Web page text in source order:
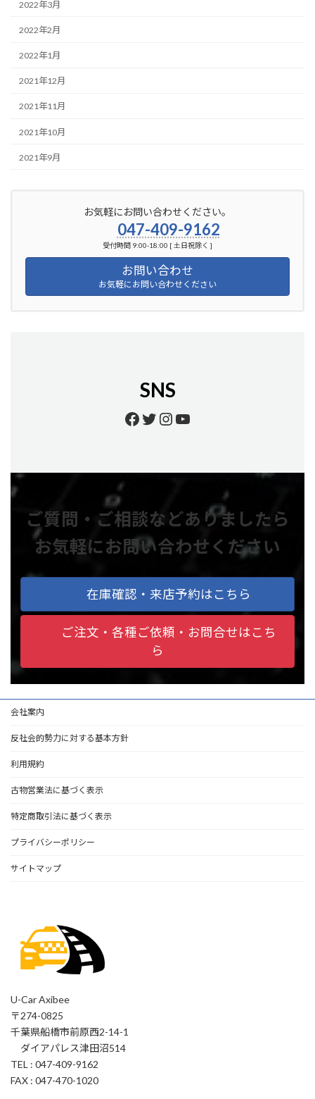
2022年3月
2022年2月
2022年1月
2021年12月
2021年11月
2021年10月
2021年9月
お気軽にお問い合わせください。
047-409-9162
受付時間 9:00-18:00 [ 土日祝除く ]
お問い合わせ
お気軽にお問い合わせください
SNS
Facebook
Twitter
Instagram
YouTube
ご質問・ご相談などありましたら
お気軽にお問い合わせください
在庫確認・来店予約はこちら
ご注文・各種ご依頼・お問合せはこち
ら
会社案内
反社会的勢力に対する基本方針
利用規約
古物営業法に基づく表示
特定商取引法に基づく表示
プライバシーポリシー
サイトマップ
U-Car Axibee
〒274-0825
千葉県船橋市前原西2-14-1
ダイアパレス津田沼514
TEL : 047-409-9162
FAX : 047-470-1020